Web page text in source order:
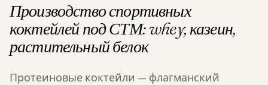
Производство спортивных
коктейлей под СТМ: whey, казеин,
растительный белок
Протеиновые коктейли — флагманский